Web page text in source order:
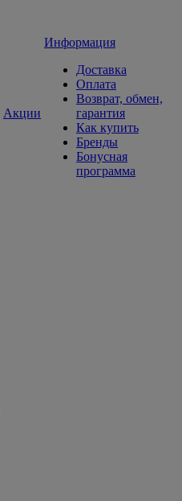
Акции
Информация
Доставка
Оплата
Возврат, обмен,
гарантия
Как купить
Бренды
Бонусная
программа